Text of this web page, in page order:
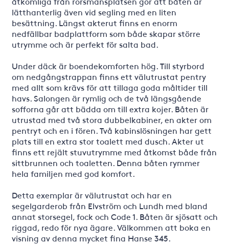
lätthanterlig även vid segling med en liten
besättning. Längst akterut finns en enorm
nedfällbar badplattform som både skapar större
utrymme och är perfekt för salta bad.
Under däck är boendekomforten hög. Till styrbord
om nedgångstrappan finns ett välutrustat pentry
med allt som krävs för att tillaga goda måltider till
havs. Salongen är rymlig och de två längsgående
sofforna går att bädda om till extra kojer. Båten är
utrustad med två stora dubbelkabiner, en akter om
pentryt och en i fören. Två kabinslösningen har gett
plats till en extra stor toalett med dusch. Akter ut
finns ett rejält stuvutrymme med åtkomst både från
sittbrunnen och toaletten. Denna båten rymmer
hela familjen med god komfort.
Detta exemplar är välutrustat och har en
segelgarderob från Elvström och Lundh med bland
annat storsegel, fock och Code 1. Båten är sjösatt och
riggad, redo för nya ägare. Välkommen att boka en
visning av denna mycket fina Hanse 345.